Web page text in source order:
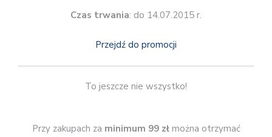
Czas trwania: do 14.07.2015 r.
Przejdź do promocji
To jeszcze nie wszystko!
Przy zakupach za minimum 99 złmożna otrzymać